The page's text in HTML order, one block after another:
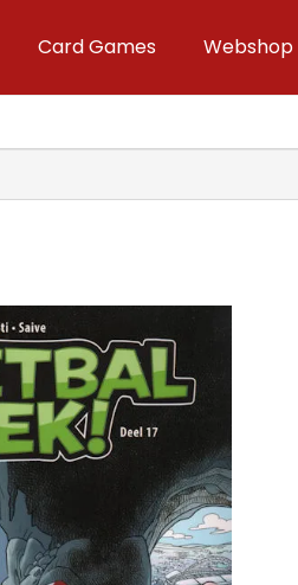
Card Games Webshop